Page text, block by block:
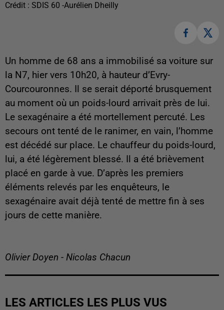
Crédit : SDIS 60 -Aurélien Dheilly
Un homme de 68 ans a immobilisé sa voiture sur
la N7, hier vers 10h20, à hauteur d’Evry-
Courcouronnes. Il se serait déporté brusquement
au moment où un poids-lourd arrivait près de lui.
Le sexagénaire a été mortellement percuté. Les
secours ont tenté de le ranimer, en vain, l’homme
est décédé sur place. Le chauffeur du poids-lourd,
lui, a été légèrement blessé. Il a été brièvement
placé en garde à vue. D’après les premiers
éléments relevés par les enquêteurs, le
sexagénaire avait déjà tenté de mettre fin à ses
jours de cette manière.
Olivier Doyen - Nicolas Chacun
LES ARTICLES LES PLUS VUS